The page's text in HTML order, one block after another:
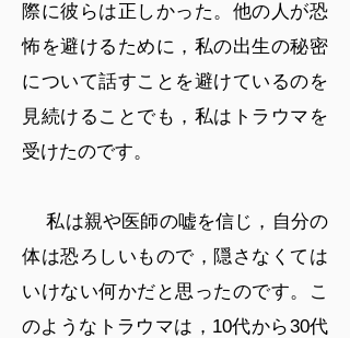
際に彼らは正しかった。他の人が恐
怖を避けるために，私の出生の秘密
について話すことを避けているのを
見続けることでも，私はトラウマを
受けたのです。
私は親や医師の嘘を信じ，自分の
体は恐ろしいもので，隠さなくては
いけない何かだと思ったのです。こ
のようなトラウマは，10代から30代